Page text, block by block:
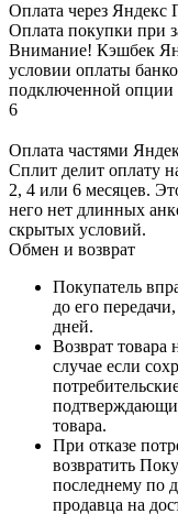
Оплата через Яндекс
Оплата покупки при
Внимание! Кэшбек
условии оплаты
подключенной опции
6
Оплата частями
Сплит делит оплату
2, 4 или 6 месяцев.
него нет длинных
скрытых условий.
Обмен и возврат
Покупатель
до его
дней.
Возврат товара
случае если
товара.
При отказе
возвратить
последнему по
продавца на